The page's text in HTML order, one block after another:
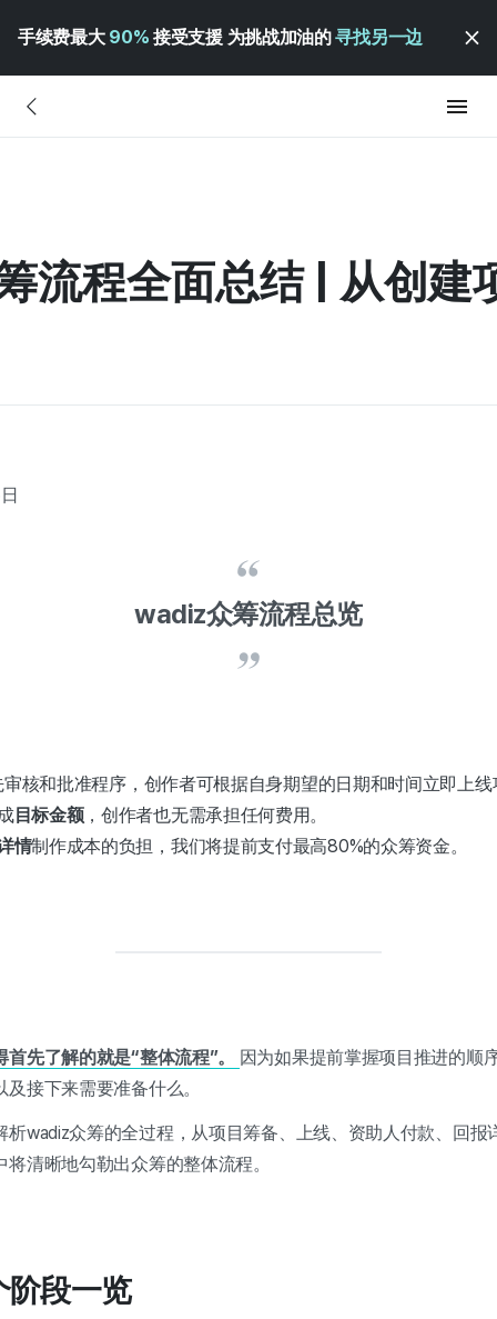
手续费最大 90% 接受支援 为挑战加油的寻找另一边
流程全面总结 | 从创建
wadiz众筹流程总览
核和批准程序，创作者可根据自身期望的日期和时间立即上线
目标金额，创作者也无需承担任何费用。
情制作成本的负担，我们将提前支付最高80%的众筹资金。
先了解的就是“整体流程”。 因为如果提前掌握项目推进的顺
接下来需要准备什么。
析wadiz众筹的全过程，从项目筹备、上线、资助人付款、回报
清晰地勾勒出众筹的整体流程。
段一览